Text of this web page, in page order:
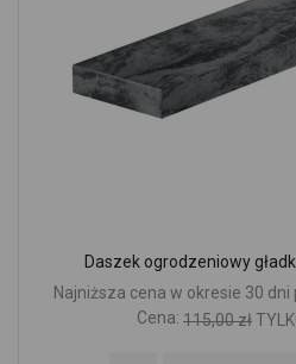
Daszek ogrodzeniowy
Najniższa cena w okresie 30
Cena: 115,00 zł